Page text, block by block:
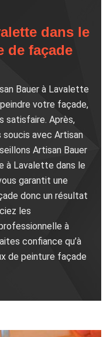
dans le
de façade
Bauer à Lavalette
votre façade,
satisfaire. Après,
soucis avec Artisan
Artisan Bauer
à Lavalette dans le
garantit une
donc un résultat
les
à
confiance qu’à
de peinture façade